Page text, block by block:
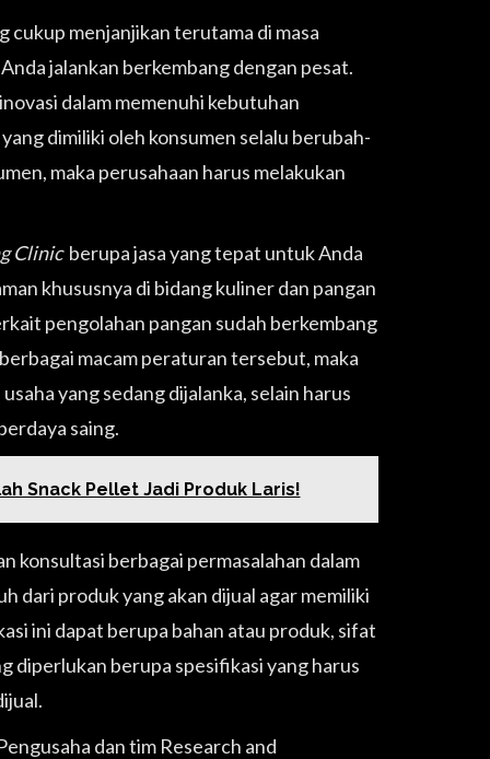
cukup menjanjikan terutama di masa
jalankan berkembang dengan pesat.
dalam memenuhi kebutuhan
dimiliki oleh konsumen selalu berubah-
maka perusahaan harus melakukan
Clinic berupa jasa yang tepat untuk Anda
khususnya di bidang kuliner dan pangan
pengolahan pangan sudah berkembang
macam peraturan tersebut, maka
yang sedang dijalanka, selain harus
saing.
Snack Pellet Jadi Produk Laris!
konsultasi berbagai permasalahan dalam
dari produk yang akan dijual agar memiliki
ini dapat berupa bahan atau produk, sifat
diperlukan berupa spesifikasi yang harus
dan tim Research and